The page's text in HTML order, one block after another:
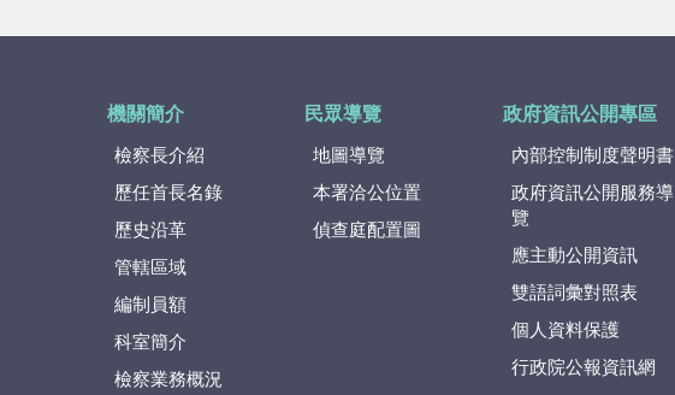
機關簡介
檢察長介紹
歷任首長名錄
歷史沿革
管轄區域
編制員額
科室簡介
檢察業務概況
民眾導覽
地圖導覽
本署洽公位置
偵查庭配置圖
政府資訊公開專區
內部控制制度聲明書
政府資訊公開服務導
覽
應主動公開資訊
雙語詞彙對照表
個人資料保護
行政院公報資訊網